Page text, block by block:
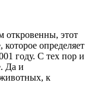
откровенны, этот
определяет
году. С тех пор и
Да и
к